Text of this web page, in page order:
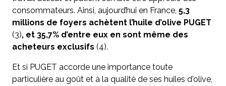
consommateurs. Ainsi, aujourd’hui en France, 5,3
millions de foyers achètent l’huile d’olive PUGET
(3), et 35,7% d’entre eux en sont même des
acheteurs exclusifs (4).
Et si PUGET accorde une importance toute
particulière au goût et à la qualité de ses huiles d'olive,